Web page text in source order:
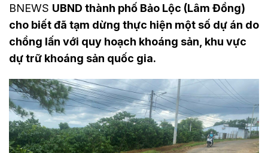
BNEWS UBND thành phố Bảo Lộc (Lâm Đồng)
cho biết đã tạm dừng thực hiện một số dự án do
chồng lấn với quy hoạch khoáng sản, khu vực
dự trữ khoáng sản quốc gia.